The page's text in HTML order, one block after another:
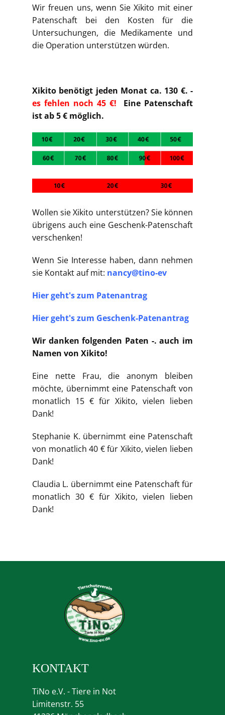
Wir freuen uns, wenn Sie Xikito mit einer
Patenschaft bei den Kosten für die
Untersuchungen, die Medikamente und
die Operation unterstützen würden.
Xikito benötigt jeden Monat ca. 130 €. -
es fehlen noch 45 €! Eine Patenschaft
ist ab 5 € möglich.
Wollen sie Xikito unterstützen? Sie können
übrigens auch eine Geschenk-Patenschaft
verschenken!
Wenn Sie Interesse haben, dann nehmen
sie Kontakt auf mit: nancy@tino-ev
Hier geht's zum Patenantrag
Hier geht's zum Geschenk-Patenantrag
Wir danken folgenden Paten -. auch im
Namen von Xikito!
Eine nette Frau, die anonym bleiben
möchte, übernimmt eine Patenschaft von
monatlich 15 € für Xikito, vielen lieben
Dank!
Stephanie K. übernimmt eine Patenschaft
von monatlich 40 € für Xikito, vielen lieben
Dank!
Claudia L. übernimmt eine Patenschaft für
monatlich 30 € für Xikito, vielen lieben
Dank!
KONTAKT
TiNo e.V. - Tiere in Not
Limitenstr. 55